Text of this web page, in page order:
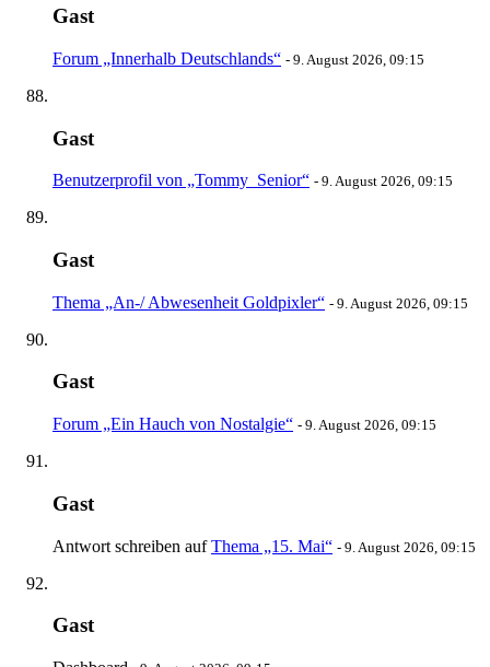
Gast
Forum „Innerhalb Deutschlands“ - 9. August 2026, 09:15
Gast
Benutzerprofil von „Tommy_Senior“ - 9. August 2026, 09:15
Gast
Thema „An-/ Abwesenheit Goldpixler“ - 9. August 2026, 09:15
Gast
Forum „Ein Hauch von Nostalgie“ - 9. August 2026, 09:15
Gast
Antwort schreiben aufThema „15. Mai“ - 9. August 2026, 09:15
Gast